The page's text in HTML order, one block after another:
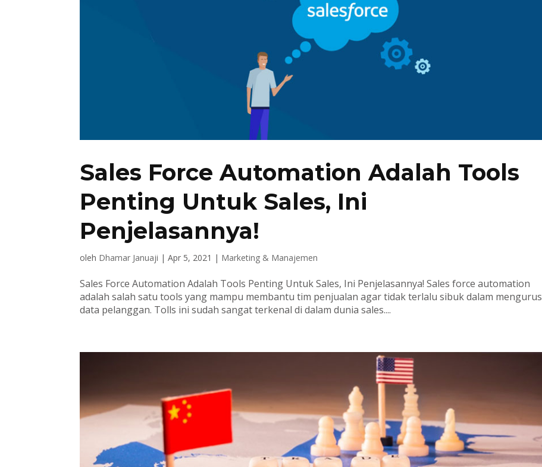
Sales Force Automation Adalah Tools
Penting Untuk Sales, Ini
Penjelasannya!
oleh Dhamar Januaji |Apr 5, 2021 | Marketing & Manajemen
Sales Force Automation Adalah Tools Penting Untuk Sales, Ini Penjelasannya! Sales force automation
adalah salah satu tools yang mampu membantu tim penjualan agar tidak terlalu sibuk dalam mengurus
data pelanggan. Tolls ini sudah sangat terkenal di dalam dunia sales....